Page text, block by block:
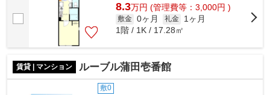
8.3万円 (管理費等：3,000円 )
敷金 0ヶ月 礼金
1ヶ月
1階 / 1K / 17.28㎡
賃貸 | マンション ルーブル蒲田壱番館
敷0